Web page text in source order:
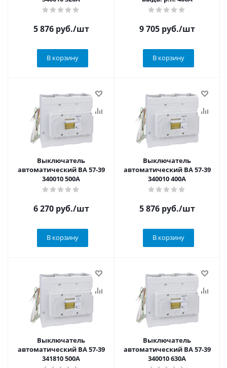
5 876руб./шт
В корзину
9 705руб./шт
В корзину
Выключатель
автоматический ВА 57-39
340010 500А
6 270руб./шт
В корзину
Выключатель
автоматический ВА 57-39
340010 400А
5 876руб./шт
В корзину
Выключатель
автоматический ВА 57-39
341810 500А
Выключатель
автоматический ВА 57-39
340010 630А